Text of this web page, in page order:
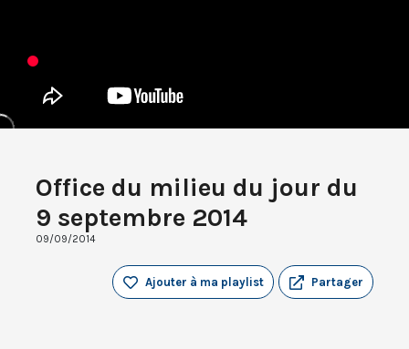
Office du milieu du jour du
9 septembre 2014
09/09/2014
Partager
Ajouter à ma playlist